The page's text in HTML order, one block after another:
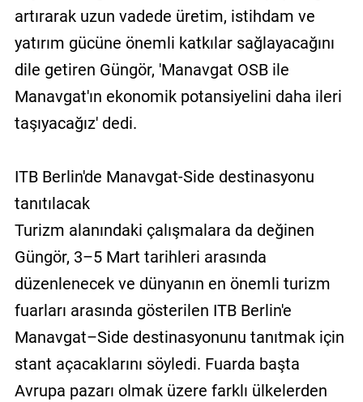
artırarak uzun vadede üretim, istihdam ve
yatırım gücüne önemli katkılar sağlayacağını
dile getiren Güngör, 'Manavgat OSB ile
Manavgat'ın ekonomik potansiyelini daha ileri
taşıyacağız' dedi.
ITB Berlin'de Manavgat-Side destinasyonu
tanıtılacak
Turizm alanındaki çalışmalara da değinen
Güngör, 3–5 Mart tarihleri arasında
düzenlenecek ve dünyanın en önemli turizm
fuarları arasında gösterilen ITB Berlin'e
Manavgat–Side destinasyonunu tanıtmak için
stant açacaklarını söyledi. Fuarda başta
Avrupa pazarı olmak üzere farklı ülkelerden